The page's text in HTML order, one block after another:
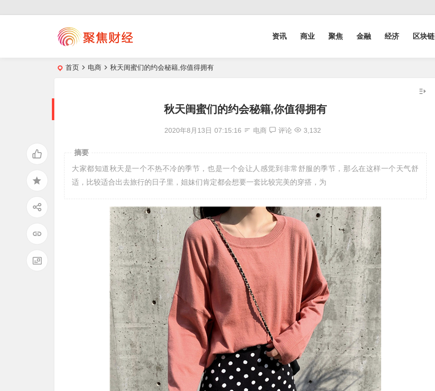
资讯 商业 聚焦 金融 经济 区块链
首页 电商 秋天闺蜜们的约会秘籍,你值得拥有
秋天闺蜜们的约会秘籍,你值得拥有
2020年8月13日 07:15:16 电商 评论 3,132
摘要
大家都知道秋天是一个不热不冷的季节，也是一个会让人感觉到非常舒服的季节，那么在这样一个天气舒
适，比较适合出去旅行的日子里，姐妹们肯定都会想要一套比较完美的穿搭，为